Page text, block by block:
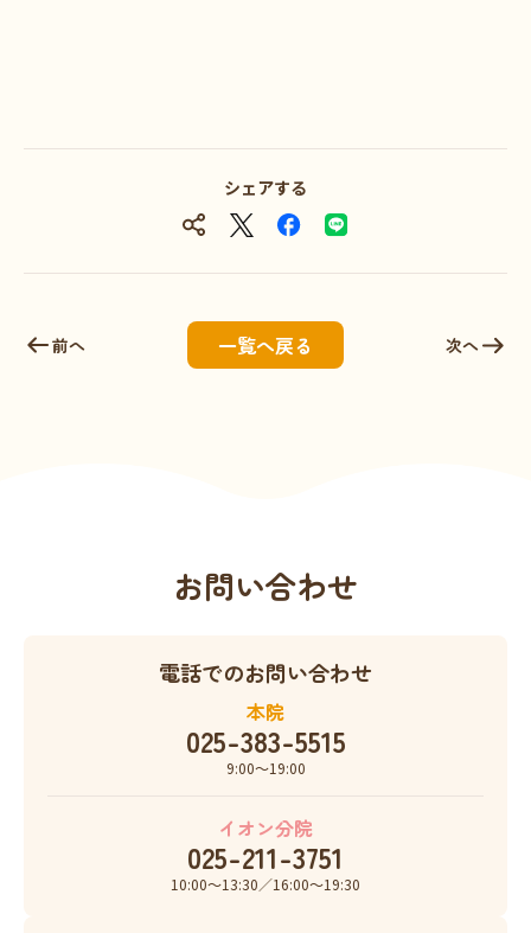
シェアする
前へ 一覧へ戻る 次へ
お問い合わせ
電話でのお問い合わせ
本院
025-383-5515
9:00〜19:00
イオン分院
025-211-3751
10:00〜13:30／16:00〜19:30